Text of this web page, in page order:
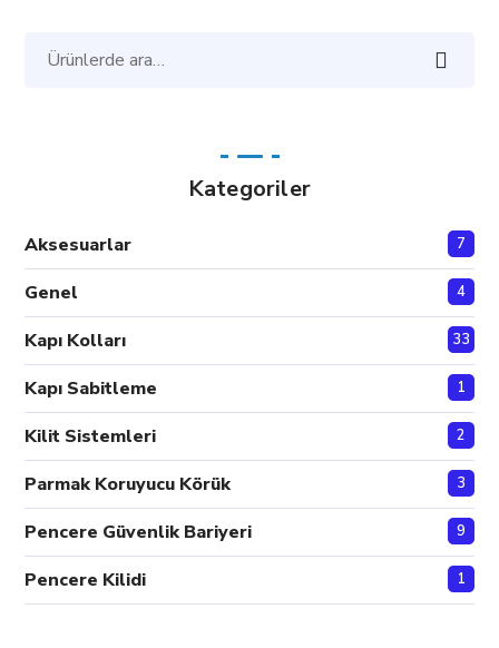
Kategoriler
Aksesuarlar 7
Genel 4
Kapı Kolları 33
Kapı Sabitleme 1
Kilit Sistemleri 2
Parmak Koruyucu Körük 3
Pencere Güvenlik Bariyeri 9
Pencere Kilidi 1